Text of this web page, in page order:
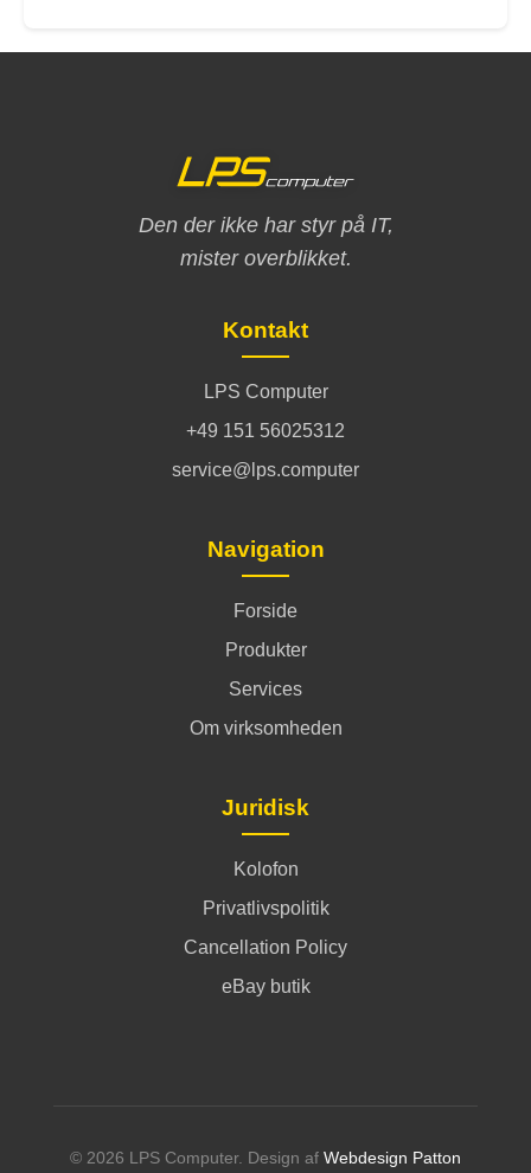
Den der ikke har styr på IT,
mister overblikket.
Kontakt
LPS Computer
+49 151 56025312
service@lps.computer
Navigation
Forside
Produkter
Services
Om virksomheden
Juridisk
Kolofon
Privatlivspolitik
Cancellation Policy
eBay butik
© 2026 LPS Computer. Design af Webdesign Patton